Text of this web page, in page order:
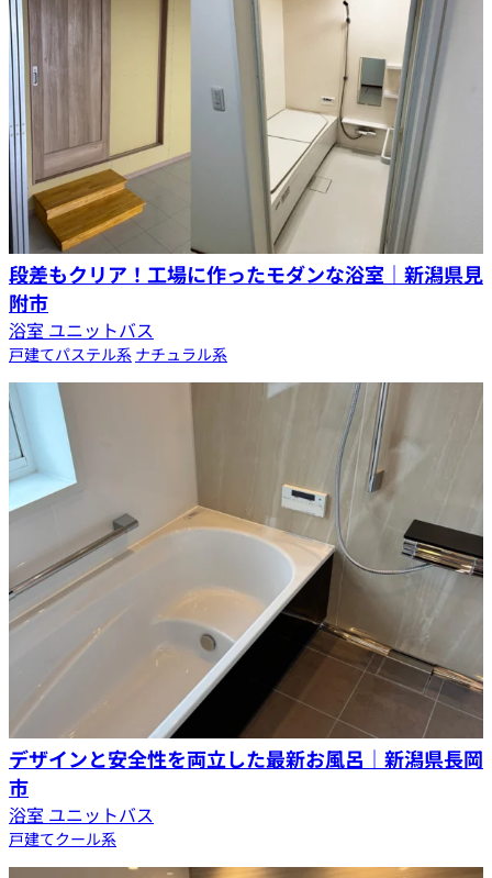
段差もクリア！工場に作ったモダンな浴室｜新潟県見
附市
浴室 ユニットバス
戸建てパステル系 ナチュラル系
デザインと安全性を両立した最新お風呂｜新潟県長岡
市
浴室 ユニットバス
戸建てクール系